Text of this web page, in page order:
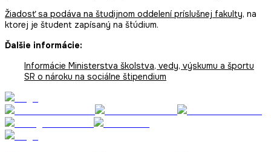
Žiadosť sa podáva na študijnom oddelení príslušnej fakulty, na
ktorej je študent zapísaný na štúdium.
Ďalšie informácie:
Informácie Ministerstva školstva, vedy, výskumu a športu
SR o nároku na sociálne štipendium